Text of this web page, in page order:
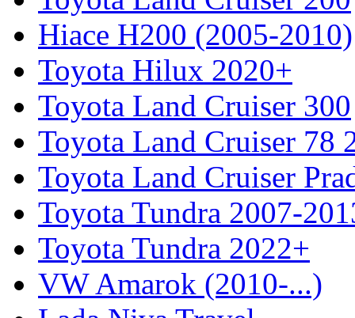
Hiace H200 (2005-2010)
Toyota Hilux 2020+
Toyota Land Cruiser 300
Toyota Land Cruiser 78
Toyota Land Cruiser
Toyota Tundra 2007-
Toyota Tundra 2022+
VW Amarok (2010-...)